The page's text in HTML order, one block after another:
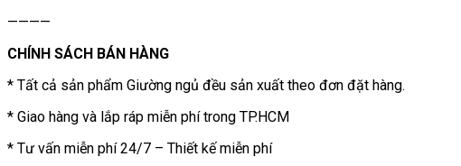
————
CHÍNH SÁCH BÁN HÀNG
* Tất cả sản phẩm Giường ngủ đều sản xuất theo đơn đặt hàng.
* Giao hàng và lắp ráp miễn phí trong TP.HCM
* Tư vấn miễn phí 24/7 – Thiết kế miễn phí